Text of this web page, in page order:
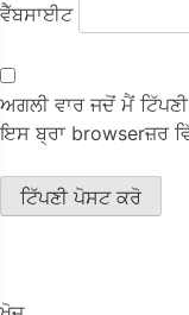
ਵੈੱਬਸਾਈਟ
ਅਗਲੀ ਵਾਰ ਜਦੋਂ ਮੈਂ
ਇਸ ਬ੍ਰਾ browserਜ਼ਰ